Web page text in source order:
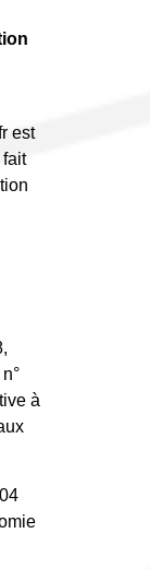
est
fait
à